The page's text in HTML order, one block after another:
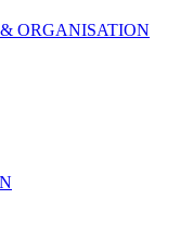
ORGANISATION